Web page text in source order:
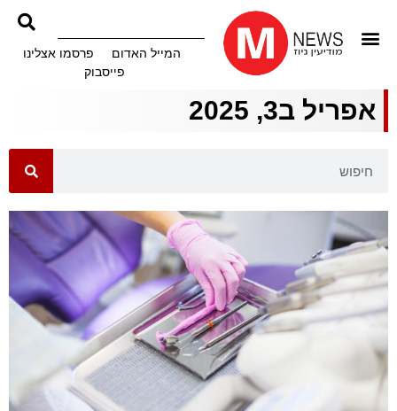
המייל האדום
פרסמו אצלינו
פייסבוק
אפריל ב3, 2025